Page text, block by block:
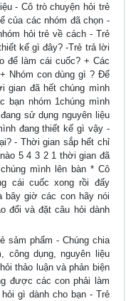
- Cô trò chuyện hỏi trẻ
của các nhóm đã chọn -
hỏi trẻ về cách - Trẻ
kế gì đây? -Trẻ trả lời
để làm cái cuốc? + Các
Nhóm con dùng gì ? Để
gian đã hết chúng mình
bạn nhóm 1chúng mình
sử dụng nguyên liệu
đang thiết kế gì vậy -
- Thời gian sắp hết chỉ
5 4 3 2 1 thời gian đã
mình lên bàn * Cô
cái cuốc xong rồi đấy
bây giờ các con hãy nói
đổi và đặt câu hỏi dành
sảm phẩm - Chúng chia
công dụng, nguyên liệu
thảo luận và phản biện
được các con phải làm
gì dành cho bạn - Trẻ